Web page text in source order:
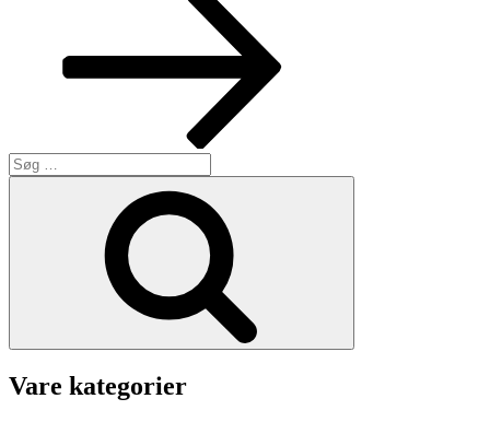
Søg
efter:
Vare kategorier